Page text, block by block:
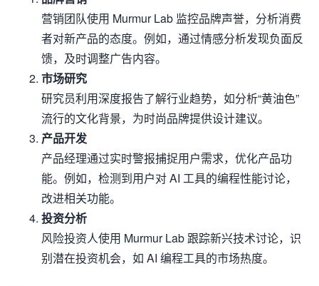
营销团队使用 Murmur Lab 监控品牌声誉，分析消费
者对新产品的态度。例如，通过情感分析发现负面反
馈，及时调整广告内容。
市场研究
研究员利用深度报告了解行业趋势，如分析“黄油色”
流行的文化背景，为时尚品牌提供设计建议。
产品开发
产品经理通过实时警报捕捉用户需求，优化产品功
能。例如，检测到用户对 AI 工具的编程性能讨论，
改进相关功能。
投资分析
风险投资人使用 Murmur Lab 跟踪新兴技术讨论，识
别潜在投资机会，如 AI 编程工具的市场热度。